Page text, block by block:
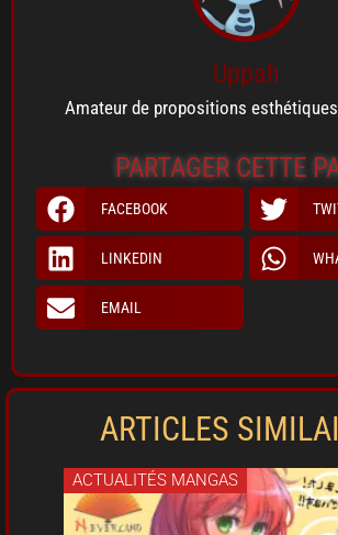
Uppah
Amateur de propositions
PARTAGER CETTE
FACEBOOK
LINKEDIN
EMAIL
ARTICLES
ACTUALITÉS MANGAS